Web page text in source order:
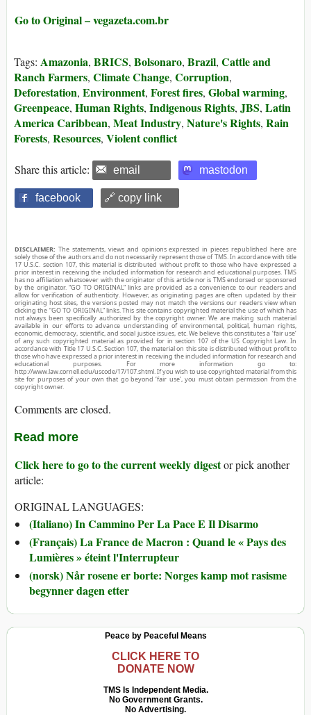
Go to Original – vegazeta.com.br
Tags: Amazonia, BRICS, Bolsonaro, Brazil, Cattle and
Ranch Farmers, Climate Change, Corruption,
Deforestation, Environment, Forest fires, Global warming,
Greenpeace, Human Rights, Indigenous Rights, JBS, Latin
America Caribbean, Meat Industry, Nature's Rights, Rain
Forests, Resources, Violent conflict
Share this article: email mastodon
facebook 🔗 copy link
DISCLAIMER: The statements, views and opinions expressed in pieces republished here are
solely those of the authors and do not necessarily represent those of TMS. In accordance with title
17 U.S.C. section 107, this material is distributed without profit to those who have expressed a
prior interest in receiving the included information for research and educational purposes. TMS
has no affiliation whatsoever with the originator of this article nor is TMS endorsed or sponsored
by the originator. “GO TO ORIGINAL” links are provided as a convenience to our readers and
allow for verification of authenticity. However, as originating pages are often updated by their
originating host sites, the versions posted may not match the versions our readers view when
clicking the “GO TO ORIGINAL” links. This site contains copyrighted material the use of which has
not always been specifically authorized by the copyright owner. We are making such material
available in our efforts to advance understanding of environmental, political, human rights,
economic, democracy, scientific, and social justice issues, etc. We believe this constitutes a ‘fair use’
of any such copyrighted material as provided for in section 107 of the US Copyright Law. In
accordance with Title 17 U.S.C. Section 107, the material on this site is distributed without profit to
those who have expressed a prior interest in receiving the included information for research and
educational purposes. For more information go to:
http://www.law.cornell.edu/uscode/17/107.shtml. If you wish to use copyrighted material from this
site for purposes of your own that go beyond ‘fair use’, you must obtain permission from the
copyright owner.
Comments are closed.
Read more
Click here to go to the current weekly digestor pick another
article:
ORIGINAL LANGUAGES:
(Italiano) In Cammino Per La Pace E Il Disarmo
(Français) La France de Macron : Quand le « Pays des
Lumières » éteint l'Interrupteur
(norsk) Når rosene er borte: Norges kamp mot rasisme
begynner dagen etter
Peace by Peaceful Means
CLICK HERE TO
DONATE NOW
TMS Is Independent Media.
No Government Grants.
No Advertising.